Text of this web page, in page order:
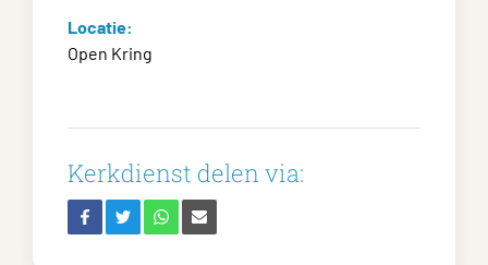
Locatie:
Open Kring
Kerkdienst delen via: